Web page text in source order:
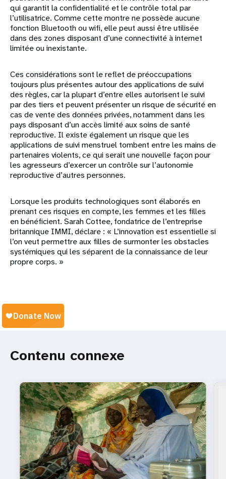
qui garantit la confidentialité et le contrôle total par
l’utilisatrice. Comme cette montre ne possède aucune
fonction Bluetooth ou wifi, elle peut aussi être utilisée
dans des zones disposant d’une connectivité à internet
limitée ou inexistante.
Ces considérations sont le reflet de préoccupations
toujours plus présentes autour des applications de suivi
des règles, car la plupart d’entre elles autorisent le suivi
par des tiers et peuvent présenter un risque de sécurité en
cas de vente des données privées, notamment dans les
pays disposant d’un accès limité aux soins de santé
reproductive. Il existe également un risque que les
applications de suivi menstruel tombent entre les mains de
partenaires violents, ce qui serait une nouvelle façon pour
les agresseurs d’exercer un contrôle sur l’autonomie
reproductive d’autres personnes.
Lorsque les produits technologiques sont élaborés en
prenant ces risques en compte, les femmes et les filles
en bénéficient. Sarah Cottee, fondatrice de l’entreprise
britannique IMMI, déclare : « L’innovation est essentielle si
l’on veut permettre aux filles de surmonter les obstacles
systémiques qui les séparent de la connaissance de leur
propre corps. »
Contenu connexe